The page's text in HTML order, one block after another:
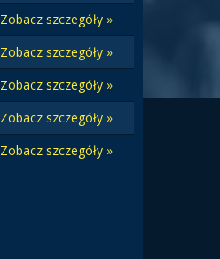
Zobacz szczegóły »
Zobacz szczegóły »
Zobacz szczegóły »
Zobacz szczegóły »
Zobacz szczegóły »